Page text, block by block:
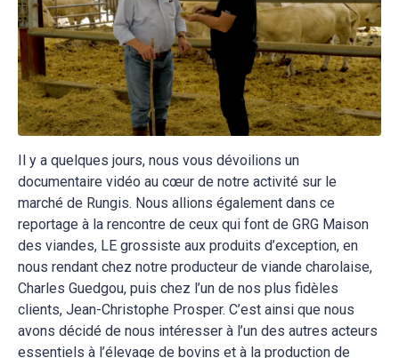
Il y a quelques jours, nous vous dévoilions un
documentaire vidéo au cœur de notre activité sur le
marché de Rungis. Nous allions également dans ce
reportage à la rencontre de ceux qui font de GRG Maison
des viandes, LE grossiste aux produits d’exception, en
nous rendant chez notre producteur de viande charolaise,
Charles Guedgou, puis chez l’un de nos plus fidèles
clients, Jean-Christophe Prosper. C’est ainsi que nous
avons décidé de nous intéresser à l’un des autres acteurs
essentiels à l’élevage de bovins et à la production de